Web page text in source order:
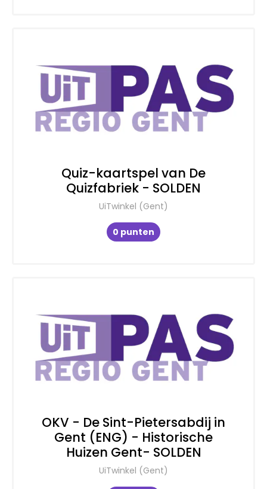
Quiz-kaartspel van De
Quizfabriek - SOLDEN
UiTwinkel (Gent)
0 punten
OKV - De Sint-Pietersabdij in
Gent (ENG) - Historische
Huizen Gent- SOLDEN
UiTwinkel (Gent)